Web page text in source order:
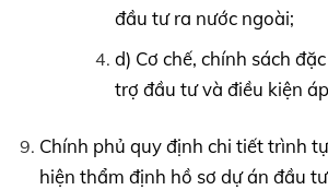
đầu tư ra nước ngoài;
d) Cơ chế, chính sách
trợ đầu tư và điều kiện
Chính phủ quy định chi tiết trình
hiện thẩm định hồ sơ dự án đầu